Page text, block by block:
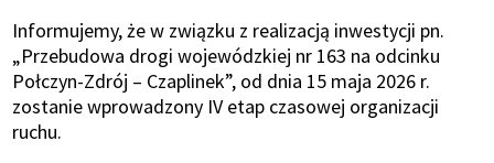
Informujemy, że w związku z realizacją inwestycji pn.
„Przebudowa drogi wojewódzkiej nr 163 na odcinku
Połczyn-Zdrój – Czaplinek”, od dnia 15 maja 2026 r.
zostanie wprowadzony IV etap czasowej organizacji
ruchu.